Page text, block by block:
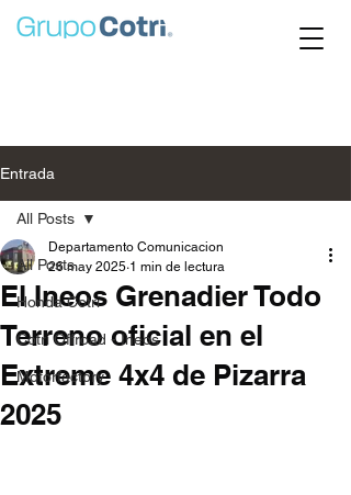
Entrada
All Posts
Honda Cotri
Cotri Offroad - Ineos
Motorfactory
All Posts
El Ineos Grenadier Todo
Terreno oficial en el
Extreme 4x4 de Pizarra
2025
Departamento Comunicacion
26 may 2025 1 min de lectura